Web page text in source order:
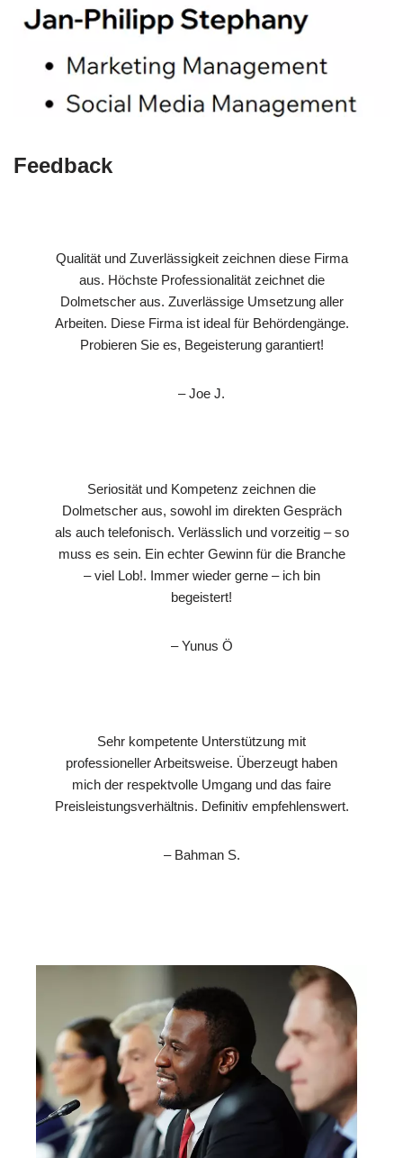
Feedback
Qualität und Zuverlässigkeit zeichnen diese Firma
aus. Höchste Professionalität zeichnet die
Dolmetscher aus. Zuverlässige Umsetzung aller
Arbeiten. Diese Firma ist ideal für Behördengänge.
Probieren Sie es, Begeisterung garantiert!
– Joe J.
Seriosität und Kompetenz zeichnen die
Dolmetscher aus, sowohl im direkten Gespräch
als auch telefonisch. Verlässlich und vorzeitig – so
muss es sein. Ein echter Gewinn für die Branche
– viel Lob!. Immer wieder gerne – ich bin
begeistert!
– Yunus Ö
Sehr kompetente Unterstützung mit
professioneller Arbeitsweise. Überzeugt haben
mich der respektvolle Umgang und das faire
Preisleistungsverhältnis. Definitiv empfehlenswert.
– Bahman S.